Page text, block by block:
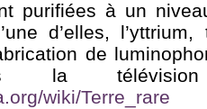
purifiées à un
d’elles,
de
la
wiki/Terre_rare